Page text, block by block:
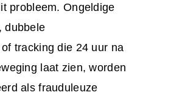
probleem. Ongeldige
dubbele
tracking die 24 uur na
laat zien, worden
als frauduleuze